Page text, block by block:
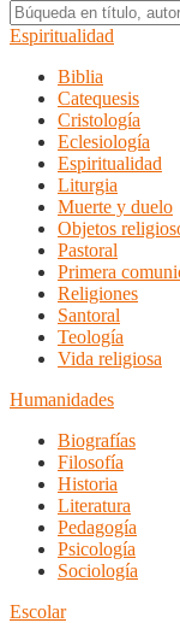
Espiritualidad
Biblia
Catequesis
Cristología
Eclesiología
Espiritualidad
Liturgia
Muerte y duelo
Objetos
Pastoral
Primera
Religiones
Santoral
Teología
Vida religiosa
Humanidades
Biografías
Filosofía
Historia
Literatura
Pedagogía
Psicología
Sociología
Escolar